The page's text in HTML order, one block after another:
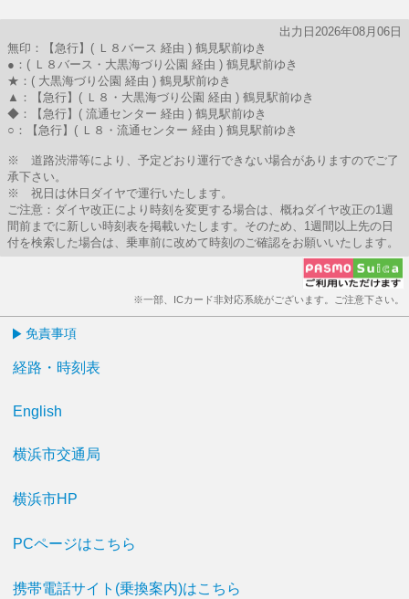
出力日2026年08月06日
無印：【急行】( Ｌ８バース 経由 ) 鶴見駅前ゆき
●：( Ｌ８バース・大黒海づり公園 経由 ) 鶴見駅前ゆき
★：( 大黒海づり公園 経由 ) 鶴見駅前ゆき
▲：【急行】( Ｌ８・大黒海づり公園 経由 ) 鶴見駅前ゆき
◆：【急行】( 流通センター 経由 ) 鶴見駅前ゆき
○：【急行】( Ｌ８・流通センター 経由 ) 鶴見駅前ゆき
※ 道路渋滞等により、予定どおり運行できない場合がありますのでご了
承下さい。
※ 祝日は休日ダイヤで運行いたします。
ご注意：ダイヤ改正により時刻を変更する場合は、概ねダイヤ改正の1週
間前までに新しい時刻表を掲載いたします。そのため、1週間以上先の日
付を検索した場合は、乗車前に改めて時刻のご確認をお願いいたします。
※一部、ICカード非対応系統がございます。ご注意下さい。
免責事項
経路・時刻表
English
横浜市交通局
横浜市HP
PCページはこちら
携帯電話サイト(乗換案内)はこちら